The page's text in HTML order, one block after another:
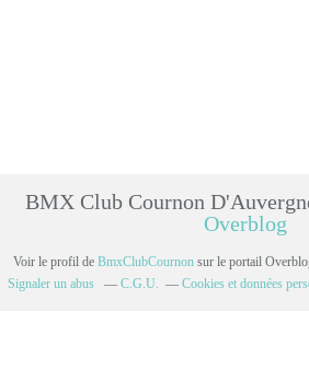
BMX Club Cournon
Overblog
Voir le profil de BmxClubCournon sur le portail
Signaler un abus
C.G.U. Cookies et données